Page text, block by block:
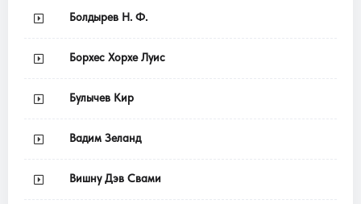
Болдырев Н. Ф.
Борхес Хорхе Луис
Булычев Кир
Вадим Зеланд
Вишну Дэв Свами